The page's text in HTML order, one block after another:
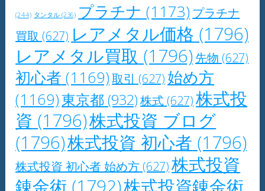
(244) タンタル (236) プラチナ (1173) プラチナ
買取 (627) レアメタル価格 (1796)
レアメタル買取 (1796)先物 (627)
初心者 (1169)取引 (627) 始め方
(1169)東京都(932)株式 (627)株式投
資 (1796)株式投資 ブログ
(1796)株式投資 初心者 (1796)
株式投資 初心者 始め方 (627)株式投資
錬金術 (1792)株式投資錬金術